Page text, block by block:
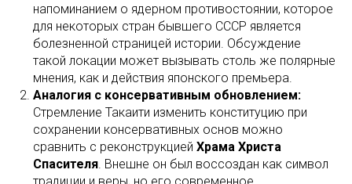
напоминанием о ядерном противостоянии, которое
для некоторых стран бывшего СССР является
болезненной страницей истории. Обсуждение
такой локации может вызывать столь же полярные
мнения, как и действия японского премьера.
Аналогия с консервативным обновлением:
Стремление Такаити изменить конституцию при
сохранении консервативных основ можно
сравнить с реконструкцией Храма Христа
Спасителя. Внешне он был воссоздан как символ